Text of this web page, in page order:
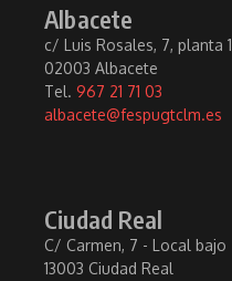
Albacete
c/ Luis Rosales, 7, planta 1
02003 Albacete
Tel. 967 21 71 03
albacete@fespugtclm.es
Ciudad Real
C/ Carmen, 7 - Local bajo
13003 Ciudad Real